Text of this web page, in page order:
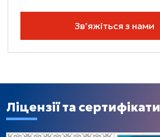
Зв’яжіться з нами
Ліцензії та сертифікати